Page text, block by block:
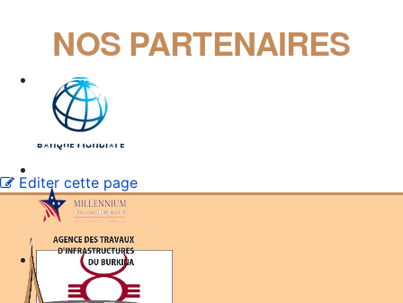
NOS PARTENAIRES
Editer cette page